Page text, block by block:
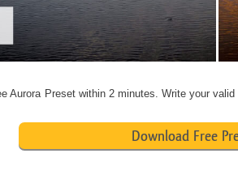
Aurora Preset within 2 minutes. Write your
Download Free